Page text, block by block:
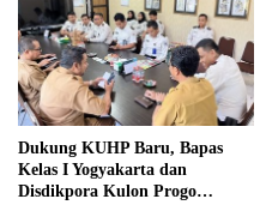
Dukung KUHP Baru, Bapas
Kelas I Yogyakarta dan
Disdikpora Kulon Progo